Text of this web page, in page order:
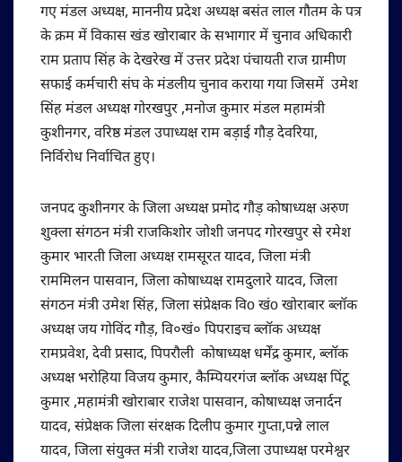
गए मंडल अध्यक्ष, माननीय प्रदेश अध्यक्ष बसंत लाल गौतम के पत्र
के क्रम में विकास खंड खोराबार के सभागार में चुनाव अधिकारी
राम प्रताप सिंह के देखरेख में उत्तर प्रदेश पंचायती राज ग्रामीण
सफाई कर्मचारी संघ के मंडलीय चुनाव कराया गया जिसमें उमेश
सिंह मंडल अध्यक्ष गोरखपुर ,मनोज कुमार मंडल महामंत्री
कुशीनगर, वरिष्ठ मंडल उपाध्यक्ष राम बड़ाई गौड़ देवरिया,
निर्विरोध निर्वाचित हुए।
जनपद कुशीनगर के जिला अध्यक्ष प्रमोद गौड़ कोषाध्यक्ष अरुण
शुक्ला संगठन मंत्री राजकिशोर जोशी जनपद गोरखपुर से रमेश
कुमार भारती जिला अध्यक्ष रामसूरत यादव, जिला मंत्री
राममिलन पासवान, जिला कोषाध्यक्ष रामदुलारे यादव, जिला
संगठन मंत्री उमेश सिंह, जिला संप्रेक्षक विo खंo खोराबार ब्लॉक
अध्यक्ष जय गोविंद गौड़, वि०खं० पिपराइच ब्लॉक अध्यक्ष
रामप्रवेश, देवी प्रसाद, पिपरौली कोषाध्यक्ष धर्मेंद्र कुमार, ब्लॉक
अध्यक्ष भरोहिया विजय कुमार, कैम्पियरगंज ब्लॉक अध्यक्ष पिंटू
कुमार ,महामंत्री खोराबार राजेश पासवान, कोषाध्यक्ष जनार्दन
यादव, संप्रेक्षक जिला संरक्षक दिलीप कुमार गुप्ता,पन्ने लाल
यादव, जिला संयुक्त मंत्री राजेश यादव,जिला उपाध्यक्ष परमेश्वर